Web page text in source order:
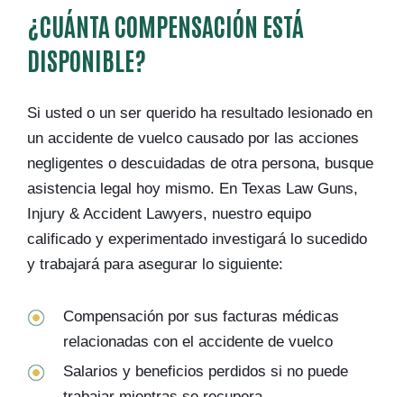
¿CUÁNTA COMPENSACIÓN ESTÁ
DISPONIBLE?
Si usted o un ser querido ha resultado lesionado en
un accidente de vuelco causado por las acciones
negligentes o descuidadas de otra persona, busque
asistencia legal hoy mismo. En Texas Law Guns,
Injury & Accident Lawyers, nuestro equipo
calificado y experimentado investigará lo sucedido
y trabajará para asegurar lo siguiente:
Compensación por sus facturas médicas
relacionadas con el accidente de vuelco
Salarios y beneficios perdidos si no puede